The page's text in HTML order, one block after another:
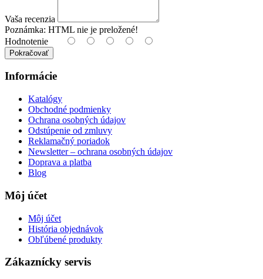
Vaša recenzia
Poznámka: HTML nie je preložené!
Hodnotenie
Pokračovať
Informácie
Katalógy
Obchodné podmienky
Ochrana osobných údajov
Odstúpenie od zmluvy
Reklamačný poriadok
Newsletter – ochrana osobných údajov
Doprava a platba
Blog
Môj účet
Môj účet
História objednávok
Obľúbené produkty
Zákaznícky servis